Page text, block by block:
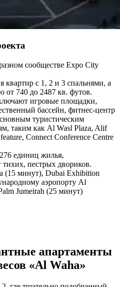
сообществе Expo City
квартир с 1, 2 и 3 спальнями, а
от 740 до 2487 кв. футов.
игровые площадки,
бассейн, фитнес-центр
туристическим
таким как Al Wasl Plaza, Alif
Connect Conference Centre
единиц жилья,
пестрых двориков.
(15 минут), Dubai Exhibition
аэропорту Al
Jumeirah (25 минут)
апартаменты
«Al Waha»